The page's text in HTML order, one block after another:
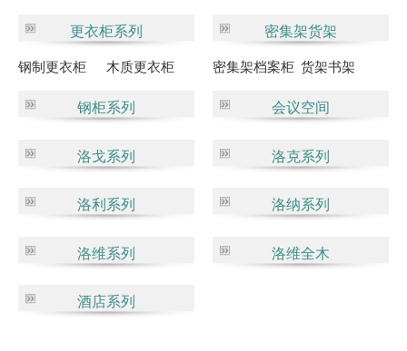
更衣柜系列
钢制更衣柜 木质更衣柜
密集架货架
密集架档案柜 货架书架
钢柜系列 会议空间
洛戈系列 洛克系列
洛利系列 洛纳系列
洛维系列 洛维全木
酒店系列